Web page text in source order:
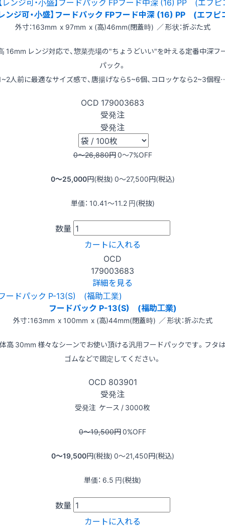
ンジ可・小盛】フードパック FPフード中深 (16) PP (エフピ
外寸：163mm x 97mm x (高)46mm(閉蓋時) ／ 形状：折ぶた式
16mm レンジ対応で、惣菜売場の"ちょうどいい"を叶える定番中深フ
パック。
人前に最適なサイズ感で、唐揚げなら5~6個、コロッケなら2~3個程
OCD 179003683
受発注
受発注
0〜26,880円0〜7%OFF
0〜25,000円(税抜) 0〜27,500円(税込)
単価： 10.41〜11.2 円(税抜)
数量
カートに入れる
OCD
179003683
詳細を見る
フードパック P-13(S) (福助工業)
外寸：163mm x 100mm x (高)44mm(閉蓋時) ／ 形状：折ぶた式
高 30mm 様々なシーンでお使い頂ける汎用フードパックです。フタ
ゴムなどで固定してください。
OCD 803901
受発注
受発注 ケース / 3000枚
0〜19,500円0%OFF
0〜19,500円(税抜) 0〜21,450円(税込)
単価： 6.5 円(税抜)
数量
カートに入れる